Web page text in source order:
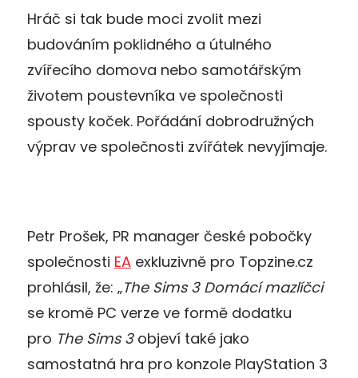
Hráč si tak bude moci zvolit mezi
budováním poklidného a útulného
zvířecího domova nebo samotářským
životem poustevníka ve společnosti
spousty koček. Pořádání dobrodružných
výprav ve společnosti zvířátek nevyjímaje.
Petr Prošek, PR manager české pobočky
společnosti EA exkluzivně pro Topzine.cz
prohlásil, že: „The Sims 3 Domácí mazlíčci
se kromě PC verze ve formě dodatku
pro The Sims 3objeví také jako
samostatná hra pro konzole PlayStation 3